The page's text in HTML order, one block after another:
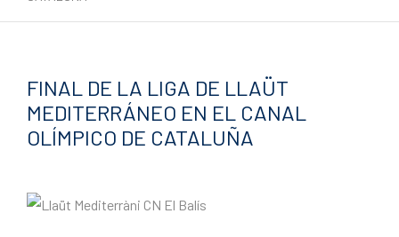
FINAL DE LA LIGA DE LLAÜT
MEDITERRÁNEO EN EL CANAL
OLÍMPICO DE CATALUÑA